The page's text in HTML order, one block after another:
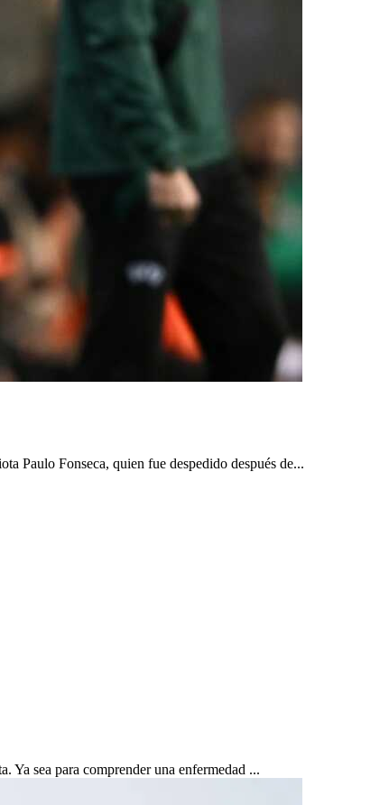
Paulo Fonseca, quien fue despedido después de...
Ya sea para comprender una enfermedad ...